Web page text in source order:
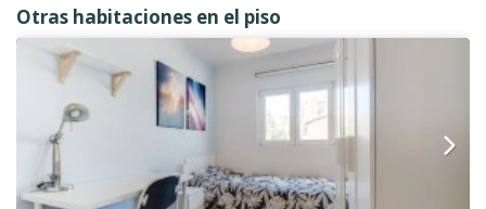
Otras habitaciones en el piso